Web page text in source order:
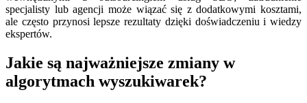
specjalisty lub agencji może wiązać się z dodatkowymi kosztami,
ale często przynosi lepsze rezultaty dzięki doświadczeniu i wiedzy
ekspertów.
Jakie są najważniejsze zmiany w
algorytmach wyszukiwarek?